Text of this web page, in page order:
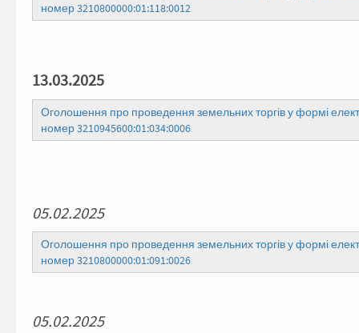
номер 3210800000:01:118:0012
13.03.2025
Оголошення про проведення земельних торгів у формі
номер 3210945600:01:034:0006
05.02.2025
Оголошення про проведення земельних торгів у формі
номер 3210800000:01:091:0026
05.02.2025